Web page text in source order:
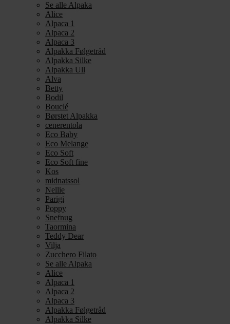
Se alle Alpaka
Alice
Alpaca 1
Alpaca 2
Alpaca 3
Alpakka Følgetråd
Alpakka Silke
Alpakka Ull
Alva
Betty
Bodil
Bouclé
Børstet Alpakka
cenerentola
Eco Baby
Eco Melange
Eco Soft
Eco Soft fine
Kos
midnatssol
Nellie
Parigi
Poppy
Snefnug
Taormina
Teddy Dear
Vilja
Zucchero Filato
Se alle Alpaka
Alice
Alpaca 1
Alpaca 2
Alpaca 3
Alpakka Følgetråd
Alpakka Silke